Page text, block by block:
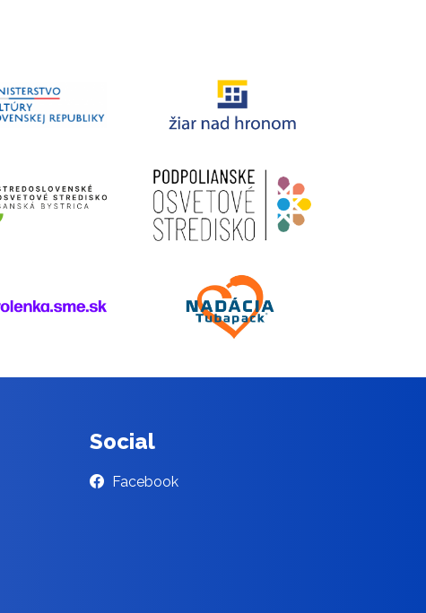
Social
Facebook